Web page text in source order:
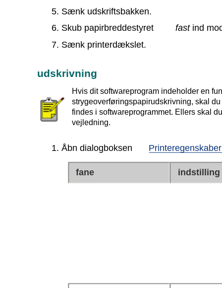
5. Sænk udskriftsbakken.
6. Skub papirbreddestyret
fast ind
7. Sænk printerdækslet.
udskrivning
Hvis dit softwareprogram indeholder en
strygeoverføringspapirudskrivning, skal
findes i softwareprogrammet. Ellers skal
vejledning.
1. Åbn dialogboksen Printeregenskaber
fane indstilling